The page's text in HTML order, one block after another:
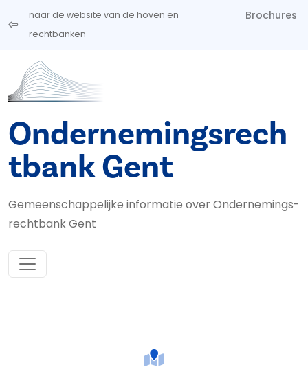
Overslaan en naar de inhoud gaan
naar de website van de hoven en
rechtbanken
Brochures
Ondernemingsrech
tbank Gent
Gemeenschappelijke informatie over Ondernemings­
rechtbank Gent